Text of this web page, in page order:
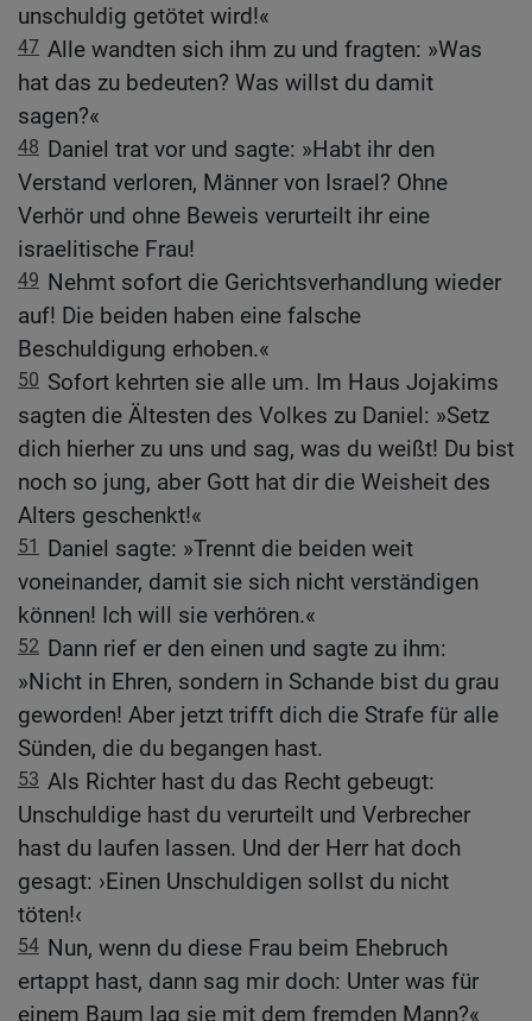
unschuldig getötet wird!«
47 Alle wandten sich ihm zu und fragten: »Was
hat das zu bedeuten? Was willst du damit
sagen?«
48 Daniel trat vor und sagte: »Habt ihr den
Verstand verloren, Männer von Israel? Ohne
Verhör und ohne Beweis verurteilt ihr eine
israelitische Frau!
49 Nehmt sofort die Gerichtsverhandlung wieder
auf! Die beiden haben eine falsche
Beschuldigung erhoben.«
50 Sofort kehrten sie alle um. Im Haus Jojakims
sagten die Ältesten des Volkes zu Daniel: »Setz
dich hierher zu uns und sag, was du weißt! Du bist
noch so jung, aber Gott hat dir die Weisheit des
Alters geschenkt!«
51
Daniel sagte: »Trennt die beiden weit
voneinander, damit sie sich nicht verständigen
können! Ich will sie verhören.«
52 Dann rief er den einen und sagte zu ihm:
»Nicht in Ehren, sondern in Schande bist du grau
geworden! Aber jetzt trifft dich die Strafe für alle
Sünden, die du begangen hast.
53 Als Richter hast du das Recht gebeugt:
Unschuldige hast du verurteilt und Verbrecher
hast du laufen lassen. Und der Herr hat doch
gesagt: ›Einen Unschuldigen sollst du nicht
töten!‹
54 Nun, wenn du diese Frau beim Ehebruch
ertappt hast, dann sag mir doch: Unter was für
einem Baum lag sie mit dem fremden Mann?«